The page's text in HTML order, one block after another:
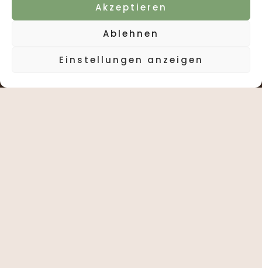
Akzeptieren
Ablehnen
Einstellungen anzeigen